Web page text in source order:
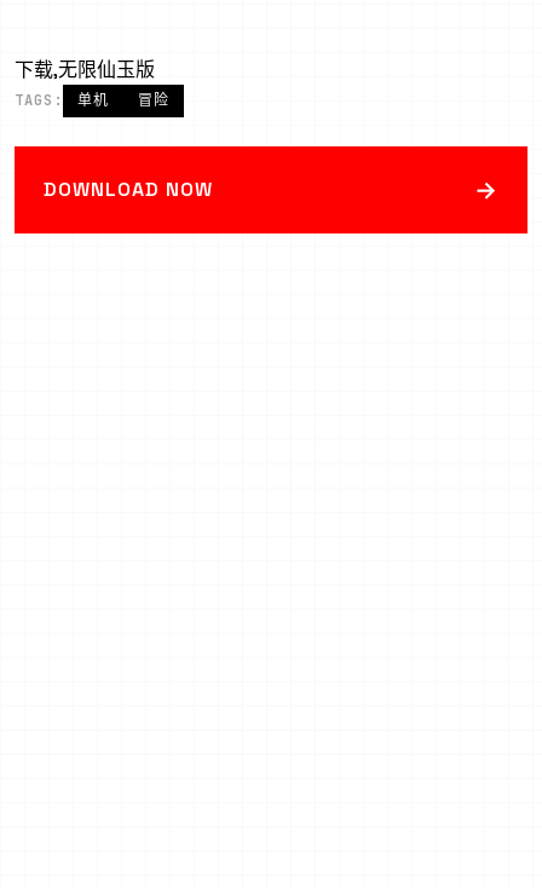
下载,无限仙玉版
TAGS: 单机 冒险
DOWNLOAD NOW →